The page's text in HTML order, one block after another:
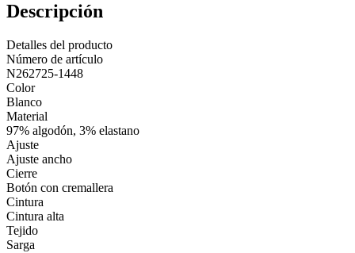
Descripción
Detalles del producto
Número de artículo
N262725-1448
Color
Blanco
Material
97% algodón, 3% elastano
Ajuste
Ajuste ancho
Cierre
Botón con cremallera
Cintura
Cintura alta
Tejido
Sarga